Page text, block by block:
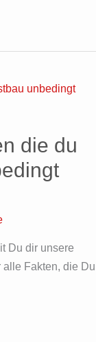
die du
Du dir unsere
Fakten, die Du